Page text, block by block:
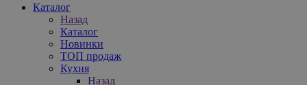
Каталог
Назад
Каталог
Новинки
ТОП продаж
Кухня
Назад